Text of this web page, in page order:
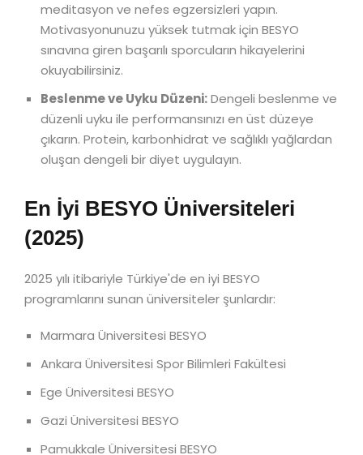
meditasyon ve nefes egzersizleri yapın.
Motivasyonunuzu yüksek tutmak için BESYO
sınavına giren başarılı sporcuların hikayelerini
okuyabilirsiniz.
Beslenme ve Uyku Düzeni:Dengeli beslenme ve
düzenli uyku ile performansınızı en üst düzeye
çıkarın. Protein, karbonhidrat ve sağlıklı yağlardan
oluşan dengeli bir diyet uygulayın.
En İyi BESYO Üniversiteleri
(2025)
2025 yılı itibariyle Türkiye'de en iyi BESYO
programlarını sunan üniversiteler şunlardır:
Marmara Üniversitesi BESYO
Ankara Üniversitesi Spor Bilimleri Fakültesi
Ege Üniversitesi BESYO
Gazi Üniversitesi BESYO
Pamukkale Üniversitesi BESYO